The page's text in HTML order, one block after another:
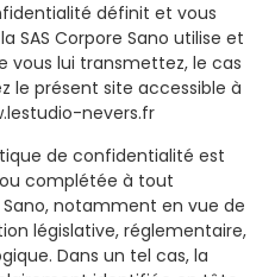
définit et vous
SAS Corpore Sano utilise et
vous lui transmettez, le cas
le présent site accessible à
nevers.fr
de confidentialité est
complétée à tout
notamment en vue de
législative, réglementaire,
Dans un tel cas, la